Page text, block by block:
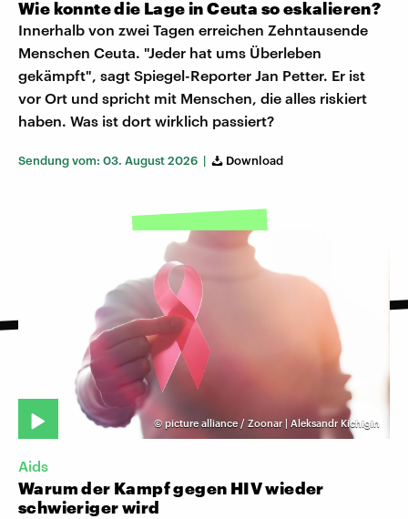
Wie konnte die Lage in Ceuta so eskalieren?
Innerhalb von zwei Tagen erreichen Zehntausende
Menschen Ceuta. "Jeder hat ums Überleben
gekämpft", sagt Spiegel-Reporter Jan Petter. Er ist
vor Ort und spricht mit Menschen, die alles riskiert
haben. Was ist dort wirklich passiert?
Sendung vom: 03. August 2026 | Download
©picture alliance / Zoonar | Aleksandr Kichigin
Aids
Warum der Kampf gegen HIV wieder
schwieriger wird